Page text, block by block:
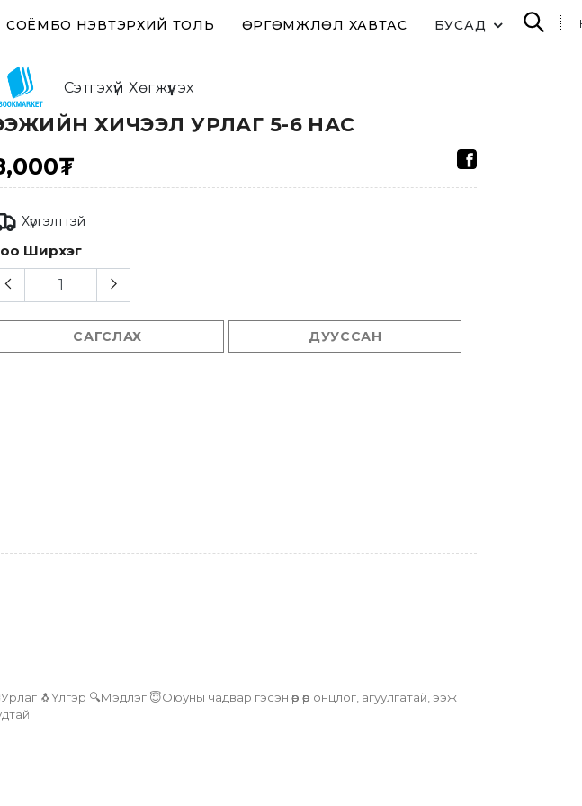
СОЁМБО НЭВТЭРХИЙ ТОЛЬ ӨРГӨМЖЛӨЛ ХАВТАС БУСАД
Сэтгэхүй Хөгжүүлэх
ХИЧЭЭЛ УРЛАГ 5-6 НАС
Хүргэлттэй
Ширхэг
САГСЛАХ ДУУССАН
🐧Үлгэр 🔍Мэдлэг 😇Оюуны чадвар гэсэн өөр өөр онцлог, агуулгатай, ээж